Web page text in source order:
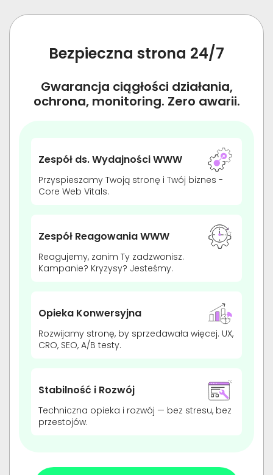
Bezpieczna strona 24/7
Gwarancja ciągłości działania,
ochrona, monitoring. Zero awarii.
Zespół ds. Wydajności WWW
Przyspieszamy Twoją stronę i Twój biznes -
Core Web Vitals.
Zespół Reagowania WWW
Reagujemy, zanim Ty zadzwonisz.
Kampanie? Kryzysy? Jesteśmy.
Opieka Konwersyjna
Rozwijamy stronę, by sprzedawała więcej. UX,
CRO, SEO, A/B testy.
Stabilność i Rozwój
Techniczna opieka i rozwój — bez stresu, bez
przestojów.